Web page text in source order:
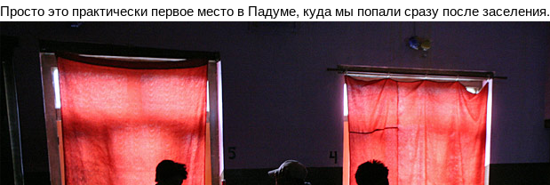
Просто это практически первое место в Падуме, куда мы попали сразу после заселения.